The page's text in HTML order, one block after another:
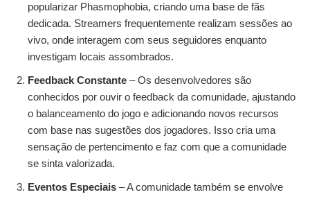
popularizar Phasmophobia, criando uma base de fãs
dedicada. Streamers frequentemente realizam sessões ao
vivo, onde interagem com seus seguidores enquanto
investigam locais assombrados.
Feedback Constante – Os desenvolvedores são
conhecidos por ouvir o feedback da comunidade, ajustando
o balanceamento do jogo e adicionando novos recursos
com base nas sugestões dos jogadores. Isso cria uma
sensação de pertencimento e faz com que a comunidade
se sinta valorizada.
Eventos Especiais – A comunidade também se envolve